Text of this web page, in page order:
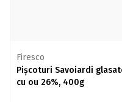
Firesco
Pișcoturi Savoiardi
cu ou 26%, 400g